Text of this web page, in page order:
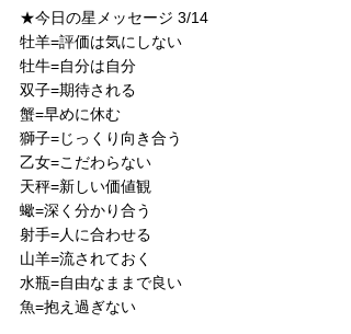
★今日の星メッセージ 3/14
牡羊=評価は気にしない
牡牛=自分は自分
双子=期待される
蟹=早めに休む
獅子=じっくり向き合う
乙女=こだわらない
天秤=新しい価値観
蠍=深く分かり合う
射手=人に合わせる
山羊=流されておく
水瓶=自由なままで良い
魚=抱え過ぎない